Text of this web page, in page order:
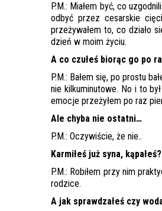
P.M.: Miałem być, co
odbyć przez cesarskie
przeżywałem to, co działo
dzień w moim życiu.
A co czułeś biorąc go po
P.M.: Bałem się, po prostu
nie kilkuminutowe. No i to
emocje przeżyłem po raz
Ale chyba nie ostatni…
P.M.: Oczywiście, że nie..
Karmiłeś już syna, kąpałeś?
P.M.: Robiłem przy nim
rodzice.
A jak sprawdzałeś czy